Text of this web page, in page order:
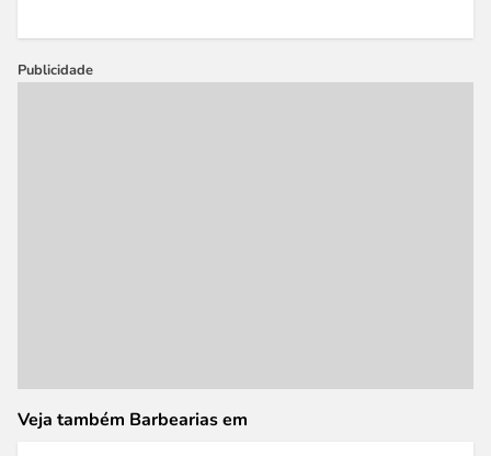
Publicidade
Veja também Barbearias em